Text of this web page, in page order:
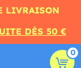
LIVRAISON
DÈS 50 €
0